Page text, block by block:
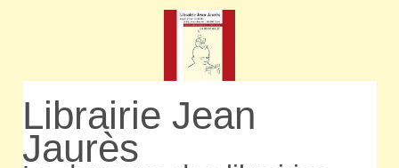
Librairie Jean
Jaurès